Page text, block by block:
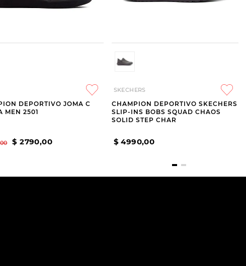
DEPORTIVO JOMA C
MEN 2501
00 $ 2790,00
SKECHERS
CHAMPION DEPORTIVO SKECHERS
SLIP-INS BOBS SQUAD CHAOS
SOLID STEP CHAR
$ 4990,00